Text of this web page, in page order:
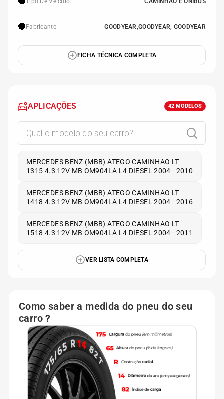
🔴 Fabricante GOODYEAR,GOODYEAR, GOODYEAR
FICHA TÉCNICA COMPLETA
APLICAÇÕES 42 MODELOS
MERCEDES BENZ (MBB) ATEGO CAMINHAO LT
1315 4.3 12V MB OM904LA L4 DIESEL 2004 - 2010
MERCEDES BENZ (MBB) ATEGO CAMINHAO LT
1418 4.3 12V MB OM904LA L4 DIESEL 2004 - 2016
MERCEDES BENZ (MBB) ATEGO CAMINHAO LT
1518 4.3 12V MB OM904LA L4 DIESEL 2004 - 2011
VER LISTA COMPLETA
Como saber a medida do pneu do seu
carro ?